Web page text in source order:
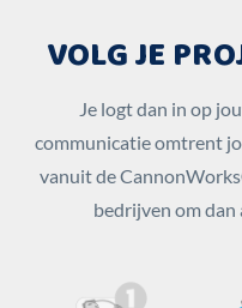
VOLG JE
Je logt dan in op
communicatie omtrent
vanuit de
bedrijven om dan